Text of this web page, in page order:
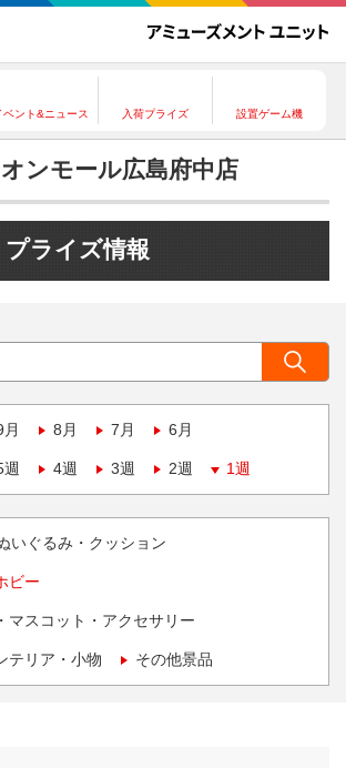
ベント&ニュース 入荷プライズ 設置ゲーム機
ンモール広島府中店
プライズ情報
月 8月 7月 6月
週 4週 3週 2週 1週
いぐるみ・クッション
ビー
マスコット・アクセサリー
テリア・小物 その他景品